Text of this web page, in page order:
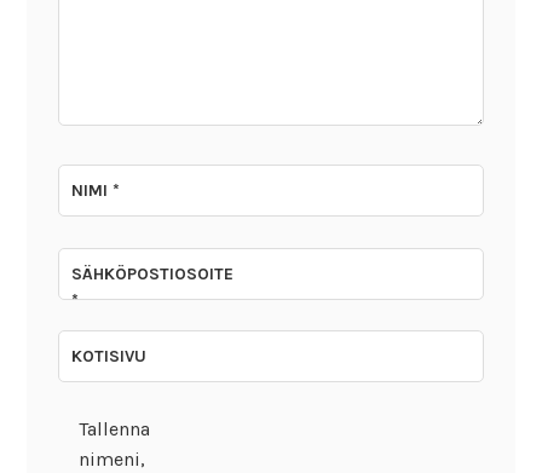
NIMI*
SÄHKÖPOSTIOSOITE
*
KOTISIVU
Tallenna
nimeni,